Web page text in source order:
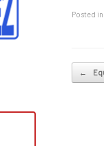
Posted in
Post
←